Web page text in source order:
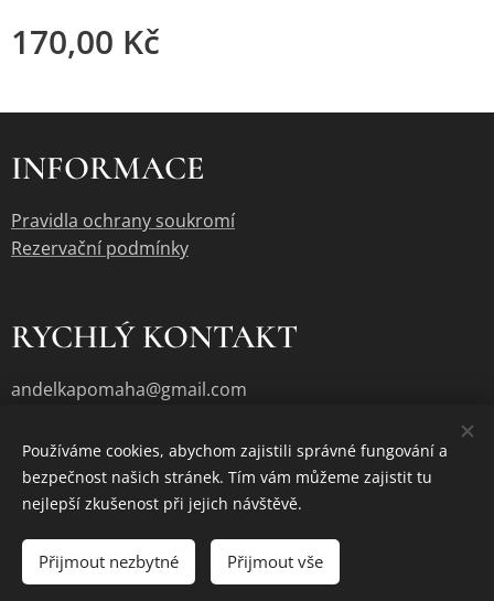
170,00 Kč
Vyprodáno
INFORMACE
Pravidla ochrany soukromí
Rezervační podmínky
RYCHLÝ KONTAKT
andelkapomaha@gmail.com
Cookies
Používáme cookies, abychom zajistili správné fungování a
bezpečnost našich stránek. Tím vám můžeme zajistit tu
nejlepší zkušenost při jejich návštěvě.
Přijmout nezbytné Přijmout vše